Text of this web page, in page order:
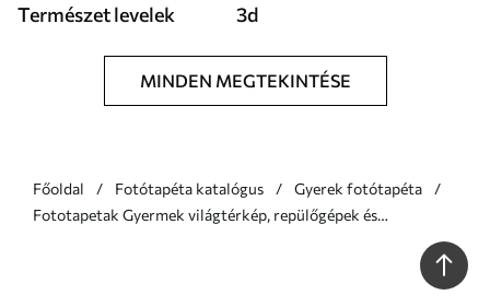
Természet levelek 3d
MINDEN MEGTEKINTÉSE
Főoldal Fotótapéta katalógus
Gyerek fotótapéta
Fototapetak Gyermek világtérkép, repülőgépek és